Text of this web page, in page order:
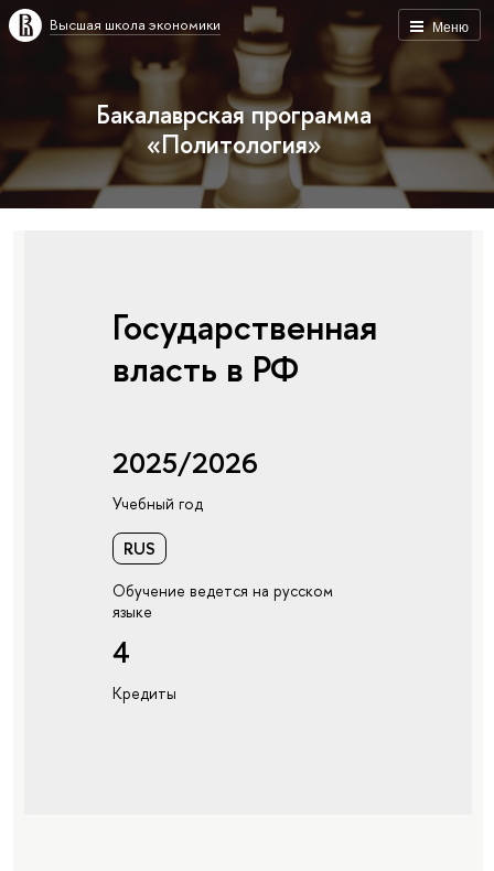
Меню
Высшая школа экономики
Бакалаврская программа
«Политология»
Государственная
власть в РФ
2025/2026
Учебный год
RUS
Обучение ведется на русском
языке
4
Кредиты